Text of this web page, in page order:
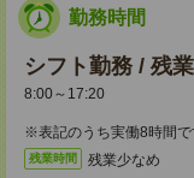
勤務時間
シフト勤務 / 残
8:00～17:20
※表記のうち実働8時間で
残業時間 残業少なめ